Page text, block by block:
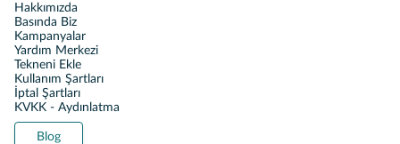
Hakkımızda
Basında Biz
Kampanyalar
Yardım Merkezi
Tekneni Ekle
Kullanım Şartları
İptal Şartları
KVKK - Aydınlatma
Blog